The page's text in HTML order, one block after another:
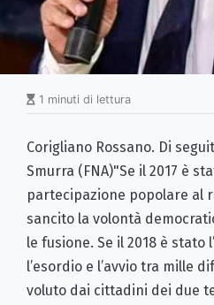
1 minuti di lettura
Corigliano Rossano. Di
Smurra (FNA)"Se il 2017 è
partecipazione popolare al
sancito la volontà
le fusione. Se il 2018 è stato
l’esordio e l’avvio tra mille
voluto dai cittadini dei due